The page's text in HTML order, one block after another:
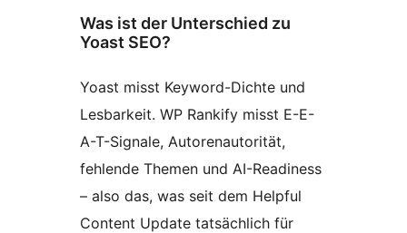
Was ist der Unterschied zu
Yoast SEO?
Yoast misst Keyword-Dichte und
Lesbarkeit. WP Rankify misst E-E-
A-T-Signale, Autorenautorität,
fehlende Themen und AI-Readiness
– also das, was seit dem Helpful
Content Update tatsächlich für